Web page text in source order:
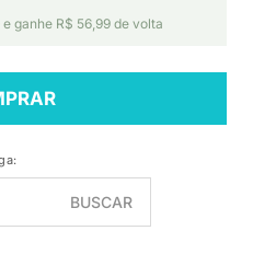
ganhe R$ 56,99 de volta
BUSCAR